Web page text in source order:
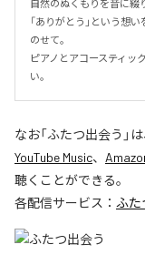
自然のぬくもりを音に綴
「ありがとう」という想
のせて。
ピアノとアコースティッ
い。
なお「ふたつ出会う 」は
YouTube Music、
聴くことができる。
各配信サービス： ふた